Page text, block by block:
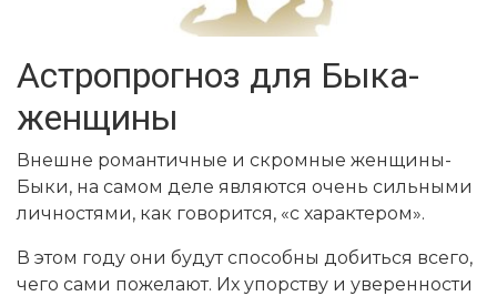
Астропрогноз для Быка-
женщины
Внешне романтичные и скромные женщины-
Быки, на самом деле являются очень сильными
личностями, как говорится, «с характером».
В этом году они будут способны добиться всего,
чего сами пожелают. Их упорству и уверенности